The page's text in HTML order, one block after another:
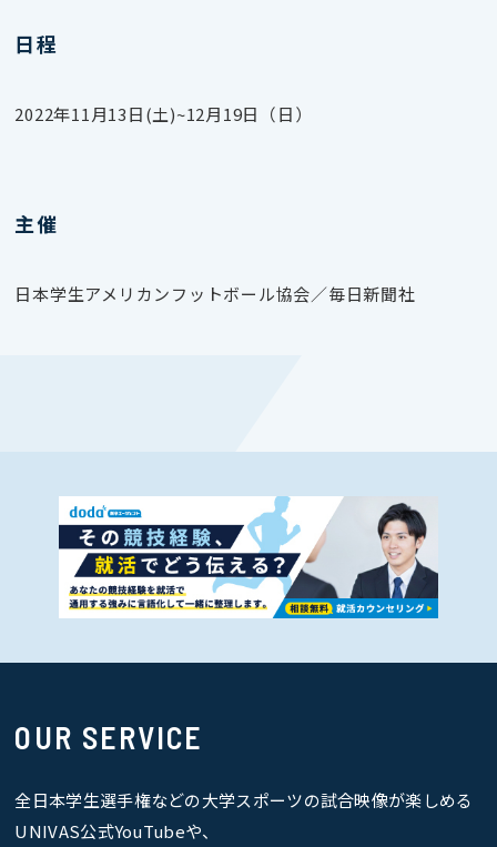
日程
2022年11月13日(土)~12月19日（日）
主催
日本学生アメリカンフットボール協会／毎日新聞社
OUR SERVICE
全日本学生選手権などの大学スポーツの試合映像が楽しめる
UNIVAS公式YouTubeや、